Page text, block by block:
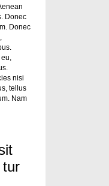
Donec
Donec
nisi
tellus
Nam